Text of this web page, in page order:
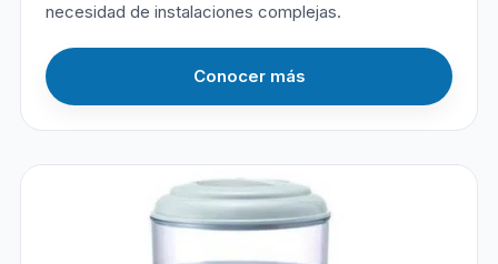
necesidad de instalaciones complejas.
Conocer más